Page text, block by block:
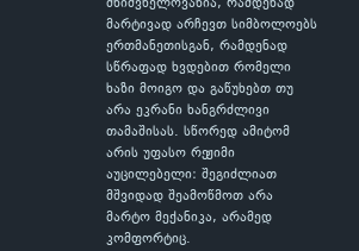
მნიშვნელოვანია, რამდენად
მარტივად არჩევთ სიმბოლოებს
ერთმანეთისგან, რამდენად
სწრაფად ხვდებით რომელი
ხაზი მოიგო და გაწუხებთ თუ
არა ეკრანი ხანგრძლივი
თამაშისას. სწორედ ამიტომ
არის უფასო რეჟიმი
აუცილებელი: შეგიძლიათ
მშვიდად შეამოწმოთ არა
მარტო მექანიკა, არამედ
კომფორტიც.